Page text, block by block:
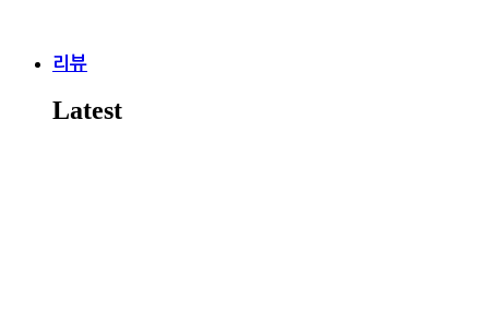
리뷰
Latest